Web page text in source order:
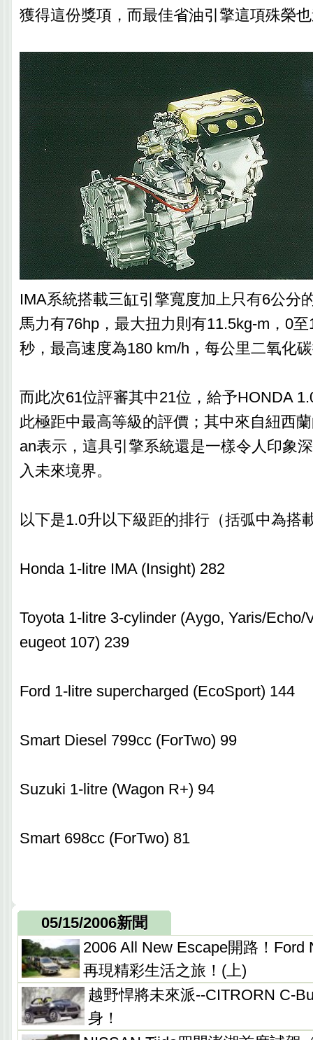
獲得這份獎項，而最佳省油引擎這項殊榮
IMA系統搭載三缸引擎寬度加上只有6公分
馬力有76hp，最大扭力則有11.5kg-m，0
秒，最高速度為180 km/h，每公里二氧化
而此次61位評審其中21位，給予HONDA
此極距中最高等級的評價；其中來自紐西
an表示，這具引擎系統還是一樣令人印象
入未來境界。
以下是1.0升以下級距的排行（括弧中為搭
Honda 1-litre IMA (Insight) 282
Toyota 1-litre 3-cylinder (Aygo, Yaris/Echo/
eugeot 107) 239
Ford 1-litre supercharged (EcoSport) 144
Smart Diesel 799cc (ForTwo) 99
Suzuki 1-litre (Wagon R+) 94
Smart 698cc (ForTwo) 81
05/15/2006新聞
2006 All New Escape開路！Ford
再現精彩生活之旅！(上)
越野悍將未來派--CITRORN C-
身！